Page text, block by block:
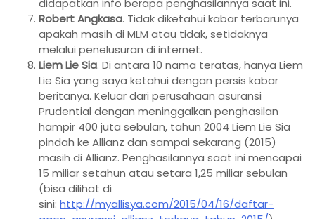
didapatkan info berapa penghasilannya saat ini.
Robert Angkasa. Tidak diketahui kabar terbarunya
apakah masih di MLM atau tidak, setidaknya
melalui penelusuran di internet.
Liem Lie Sia. Di antara 10 nama teratas, hanya Liem
Lie Sia yang saya ketahui dengan persis kabar
beritanya. Keluar dari perusahaan asuransi
Prudential dengan meninggalkan penghasilan
hampir 400 juta sebulan, tahun 2004 Liem Lie Sia
pindah ke Allianz dan sampai sekarang (2015)
masih di Allianz. Penghasilannya saat ini mencapai
15 miliar setahun atau setara 1,25 miliar sebulan
(bisa dilihat di
sini: http://myallisya.com/2015/04/16/daftar-